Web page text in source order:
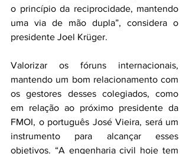
o princípio da reciprocidade, mantendo
uma via de mão dupla”, considera o
presidente Joel Krüger.
Valorizar os fóruns internacionais,
mantendo um bom relacionamento com
os gestores desses colegiados, como
em relação ao próximo presidente da
FMOI, o português José Vieira, será um
instrumento para alcançar esses
objetivos. “A engenharia civil hoje tem